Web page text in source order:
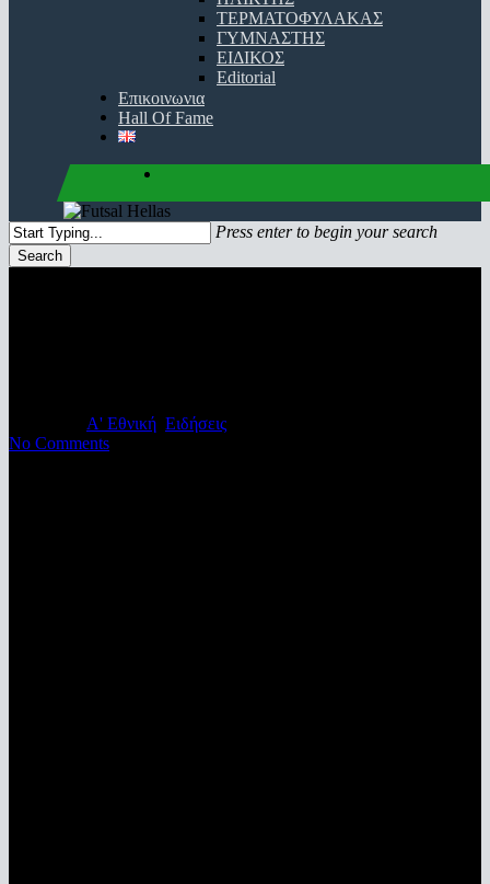
ΤΕΡΜΑΤΟΦΥΛΑΚΑΣ
ΓΥΜΝΑΣΤΗΣ
ΕΙΔΙΚΟΣ
Editorial
Επικοινωνια
Hall Of Fame
Press enter to begin your search
Search
Α' Εθνική Ειδήσεις
No Comments